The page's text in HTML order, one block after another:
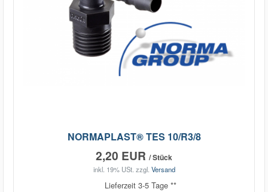
NORMAPLAST® TES 10/R3/8
2,20 EUR / Stück
inkl. 19% USt. zzgl. Versand
Lieferzeit 3-5 Tage **